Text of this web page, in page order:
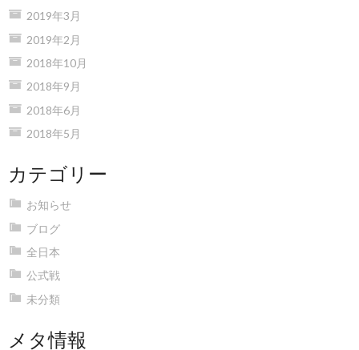
2019年3月
2019年2月
2018年10月
2018年9月
2018年6月
2018年5月
カテゴリー
お知らせ
ブログ
全日本
公式戦
未分類
メタ情報